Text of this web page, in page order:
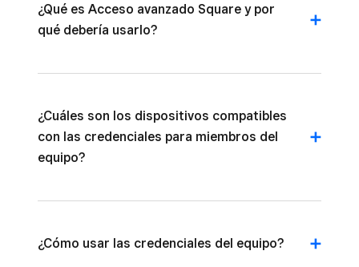
¿Qué es Acceso avanzado Square y por
qué debería usarlo?
¿Cuáles son los dispositivos compatibles
con las credenciales para miembros del
equipo?
¿Cómo usar las credenciales del equipo?